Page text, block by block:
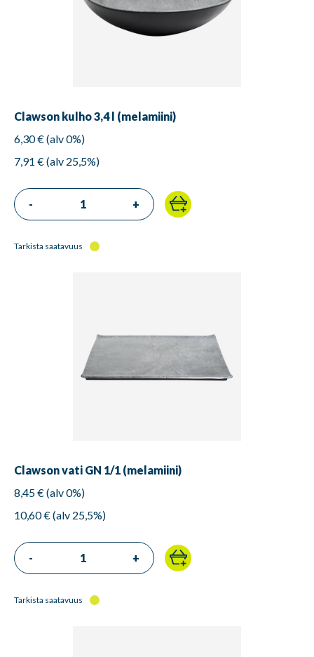
Clawson kulho 3,4 l (melamiini)
6,30 € (alv 0%)
7,91 € (alv 25,5%)
- +
Tarkista saatavuus
Clawson vati GN 1/1 (melamiini)
8,45 € (alv 0%)
10,60 € (alv 25,5%)
- +
Tarkista saatavuus